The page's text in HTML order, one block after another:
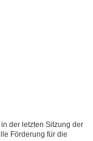
der letzten Sitzung der
Förderung für die